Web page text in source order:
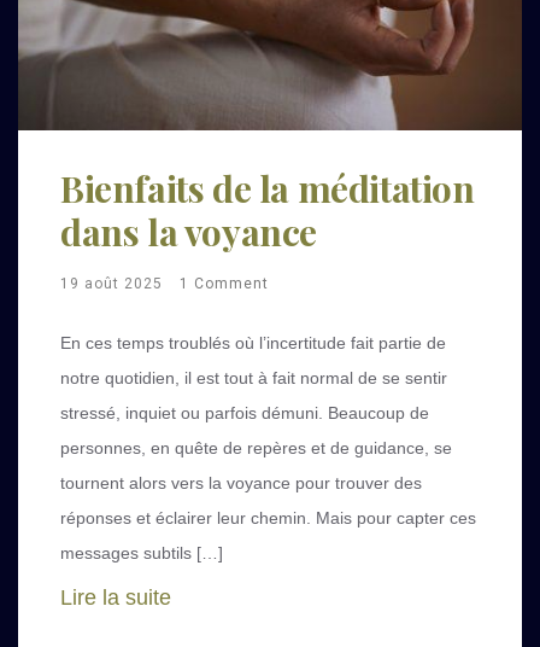
Bienfaits de la méditation
dans la voyance
19 août 2025 1 Comment
En ces temps troublés où l’incertitude fait partie de
notre quotidien, il est tout à fait normal de se sentir
stressé, inquiet ou parfois démuni. Beaucoup de
personnes, en quête de repères et de guidance, se
tournent alors vers la voyance pour trouver des
réponses et éclairer leur chemin. Mais pour capter ces
messages subtils […]
Lire la suite